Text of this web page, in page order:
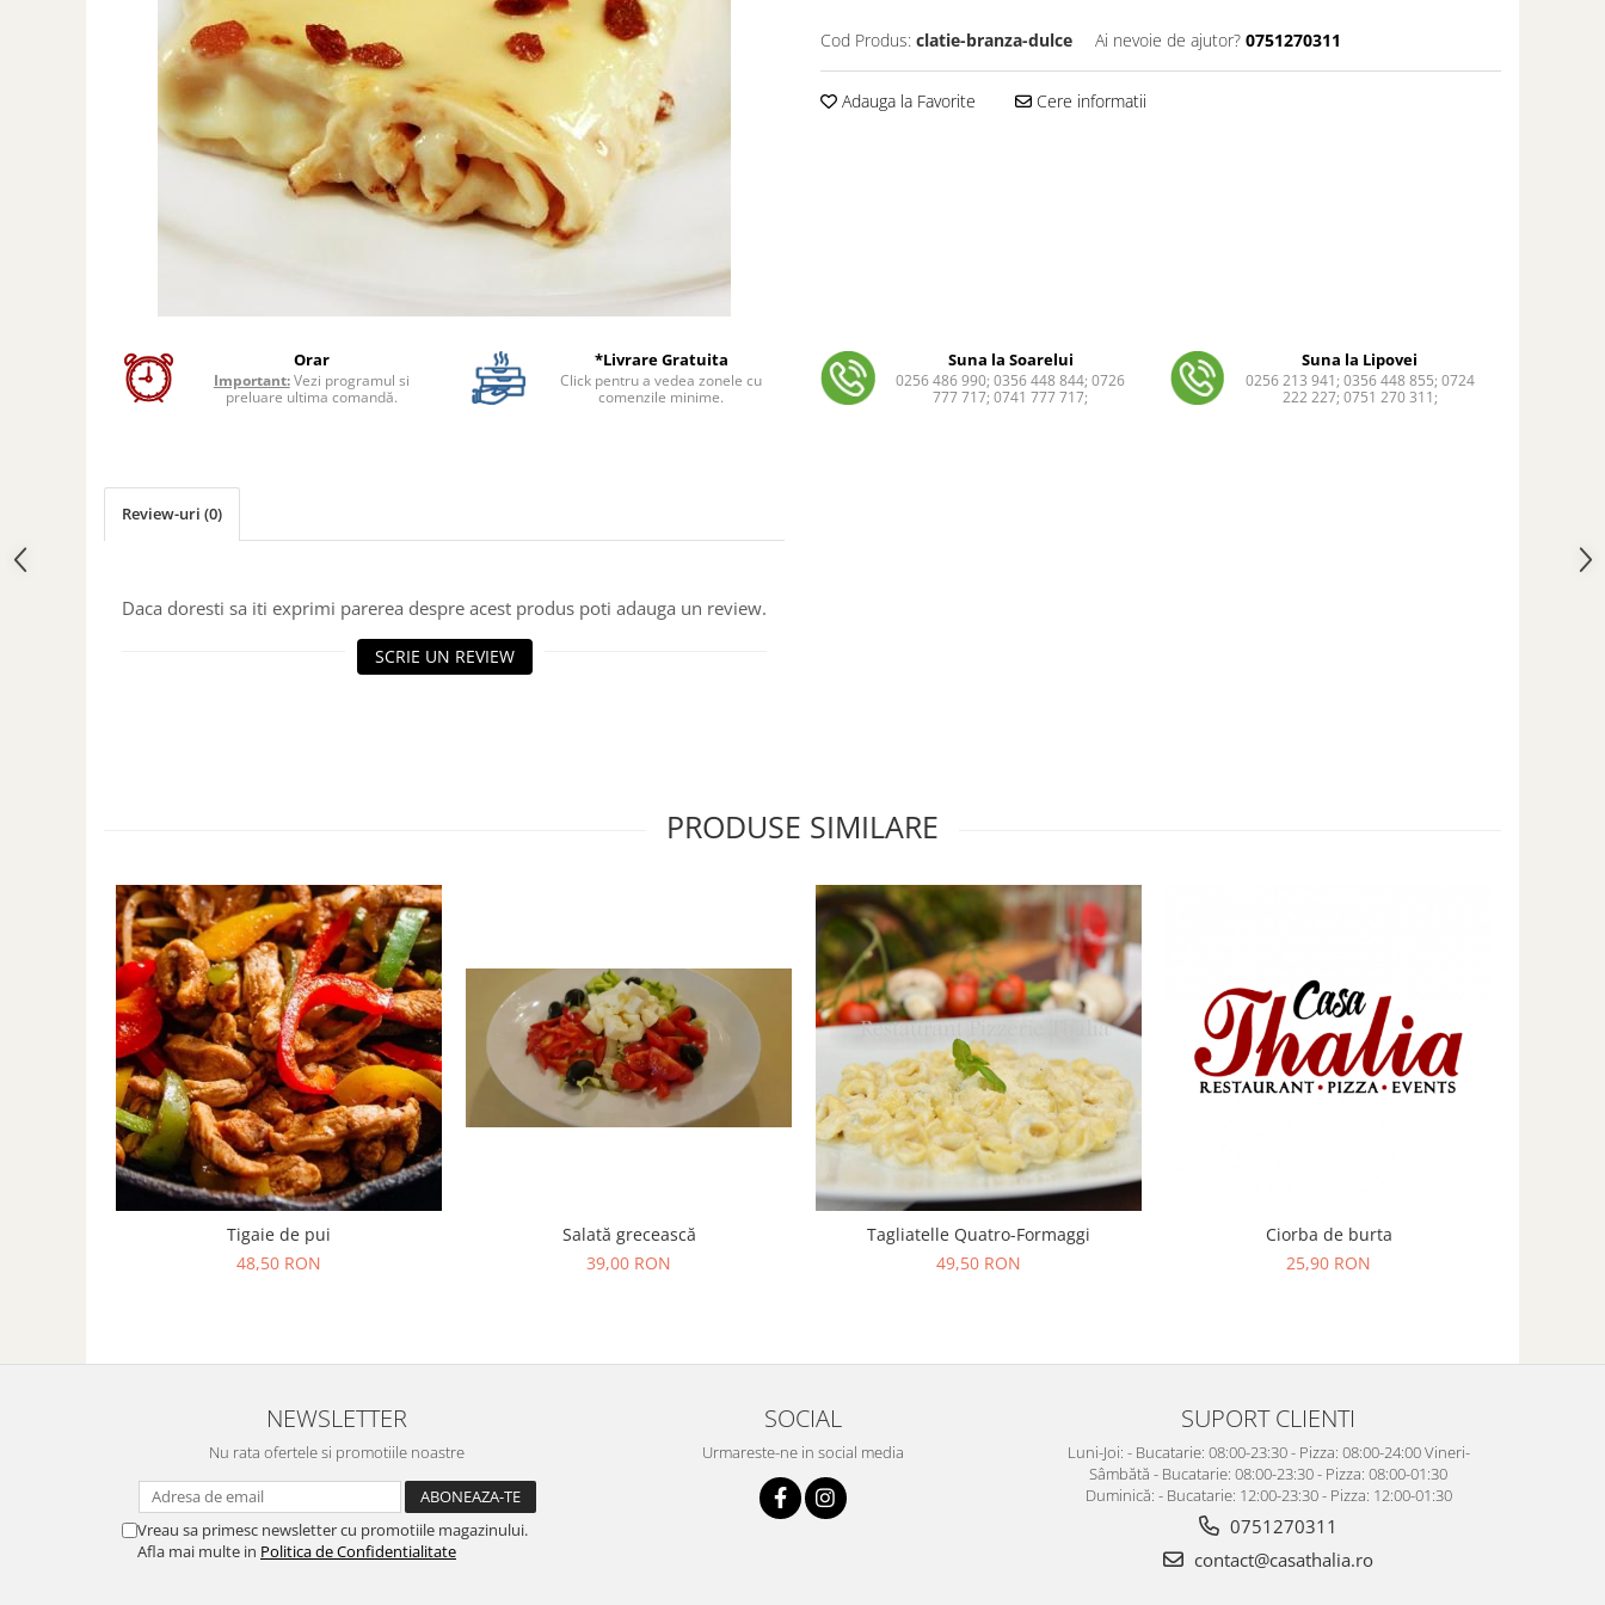
Cod Produs: clatie-branza-dulce Ai nevoie de ajutor? 0751270311
Adauga la Favorite Cere informatii
Orar
Important:Vezi programul si
preluare ultima comandă.
*Livrare Gratuita
Click pentru a vedea zonele cu
comenzile minime.
Suna la Soarelui
0256 486 990; 0356 448 844; 0726
777 717; 0741 777 717;
Suna la Lipovei
0256 213 941; 0356 448 855; 0724
222 227; 0751 270 311;
Review-uri (0)
Daca doresti sa iti exprimi parerea despre acest produs poti adauga un review.
SCRIE UN REVIEW
PRODUSE SIMILARE
Tigaie de pui
48,50 RON
Salată grecească
39,00 RON
Tagliatelle Quatro-Formaggi
49,50 RON
Ciorba de burta
25,90 RON
NEWSLETTER
Nu rata ofertele si promotiile noastre
Vreau sa primesc newsletter cu promotiile magazinului.
Afla mai multe in Politica de Confidentialitate
SOCIAL
Urmareste-ne in social media
SUPORT CLIENTI
Luni-Joi: - Bucatarie: 08:00-23:30 - Pizza: 08:00-24:00 Vineri-
Sâmbătă - Bucatarie: 08:00-23:30 - Pizza: 08:00-01:30
Duminică: - Bucatarie: 12:00-23:30 - Pizza: 12:00-01:30
0751270311
contact@casathalia.ro